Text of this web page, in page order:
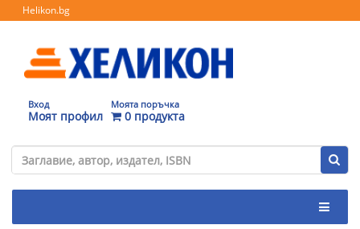
Helikon.bg
Вход
Моят профил
Моята поръчка
0 продукта